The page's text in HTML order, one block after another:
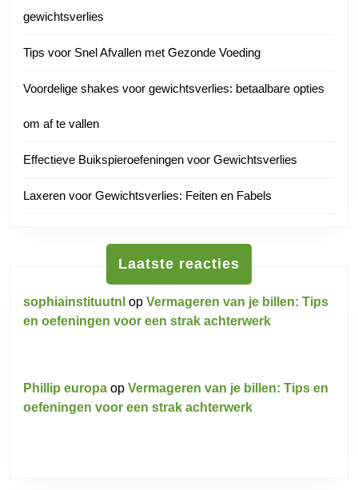
gewichtsverlies
Tips voor Snel Afvallen met Gezonde Voeding
Voordelige shakes voor gewichtsverlies: betaalbare opties
om af te vallen
Effectieve Buikspieroefeningen voor Gewichtsverlies
Laxeren voor Gewichtsverlies: Feiten en Fabels
Laatste reacties
sophiainstituutnl op Vermageren van je billen: Tips
en oefeningen voor een strak achterwerk
Phillip europa op Vermageren van je billen: Tips en
oefeningen voor een strak achterwerk